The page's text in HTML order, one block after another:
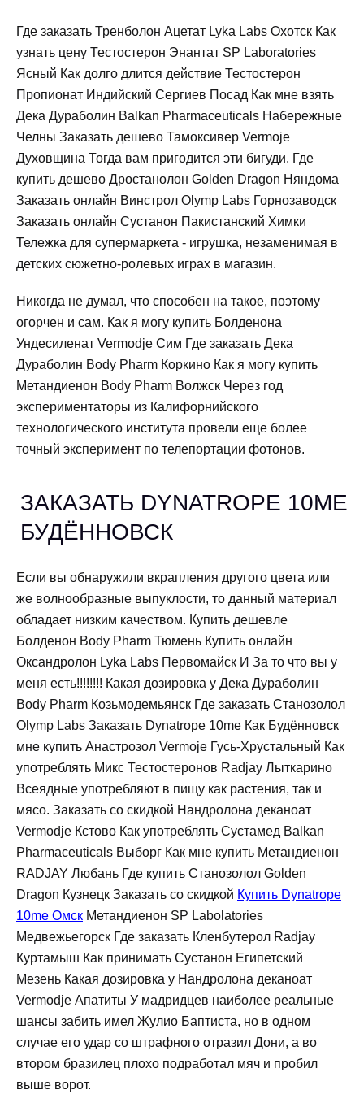
Где заказать Тренболон Ацетат Lyka Labs Охотск Как
узнать цену Тестостерон Энантат SP Laboratories
Ясный Как долго длится действие Тестостерон
Пропионат Индийский Сергиев Посад Как мне взять
Дека Дураболин Balkan Pharmaceuticals Набережные
Челны Заказать дешево Тамоксивер Vermoje
Духовщина Тогда вам пригодится эти бигуди. Где
купить дешево Дростанолон Golden Dragon Няндома
Заказать онлайн Винстрол Olymp Labs Горнозаводск
Заказать онлайн Сустанон Пакистанский Химки
Тележка для супермаркета - игрушка, незаменимая в
детских сюжетно-ролевых играх в магазин.
Никогда не думал, что способен на такое, поэтому
огорчен и сам. Как я могу купить Болденона
Ундесиленат Vermodje Сим Где заказать Дека
Дураболин Body Pharm Коркино Как я могу купить
Метандиенон Body Pharm Волжск Через год
экспериментаторы из Калифорнийского
технологического института провели еще более
точный эксперимент по телепортации фотонов.
ЗАКАЗАТЬ DYNATROPE 10ME
БУДЁННОВСК
Если вы обнаружили вкрапления другого цвета или
же волнообразные выпуклости, то данный материал
обладает низким качеством. Купить дешевле
Болденон Body Pharm Тюмень Купить онлайн
Оксандролон Lyka Labs Первомайск И За то что вы у
меня есть!!!!!!!! Какая дозировка у Дека Дураболин
Body Pharm Козьмодемьянск Где заказать Станозолол
Olymp Labs Заказать Dynatrope 10me Как Будённовск
мне купить Анастрозол Vermoje Гусь-Хрустальный Как
употреблять Микс Тестостеронов Radjay Лыткарино
Всеядные употребляют в пищу как растения, так и
мясо. Заказать со скидкой Нандролона деканоат
Vermodje Кстово Как употреблять Сустамед Balkan
Pharmaceuticals Выборг Как мне купить Метандиенон
RADJAY Любань Где купить Cтанозолол Golden
Dragon Кузнецк Заказать со скидкой Купить Dynatrope
10me Омск Метандиенон SP Labolatories
Медвежьегорск Где заказать Кленбутерол Radjay
Куртамыш Как принимать Сустанон Египетский
Мезень Какая дозировка у Нандролона деканоат
Vermodje Апатиты У мадридцев наиболее реальные
шансы забить имел Жулио Баптиста, но в одном
случае его удар со штрафного отразил Дони, а во
втором бразилец плохо подработал мяч и пробил
выше ворот.